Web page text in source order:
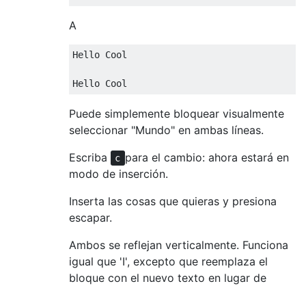
A
Hello Cool
Puede simplemente bloquear visualmente
seleccionar "Mundo" en ambas líneas.
Escriba
c para el cambio: ahora estará en
modo de inserción.
Inserta las cosas que quieras y presiona
escapar.
Ambos se reflejan verticalmente. Funciona
igual que 'I', excepto que reemplaza el
bloque con el nuevo texto en lugar de